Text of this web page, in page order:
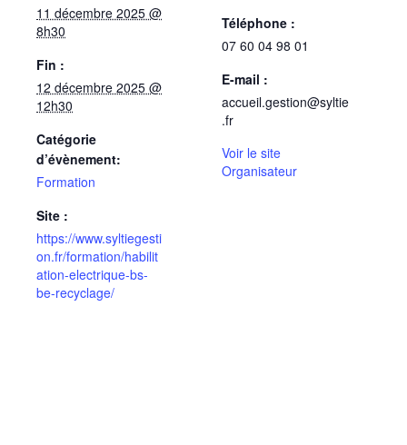
11 décembre 2025 @
8h30
Fin :
12 décembre 2025 @
12h30
Catégorie
d’évènement:
Formation
Site :
https://www.syltiegesti
on.fr/formation/habilit
ation-electrique-bs-
be-recyclage/
Téléphone :
07 60 04 98 01
E-mail :
accueil.gestion@syltie
.fr
Voir le site
Organisateur